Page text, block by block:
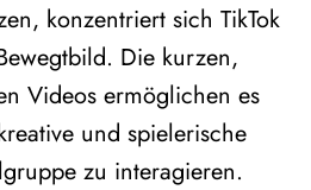
konzentriert sich TikTok
Die kurzen,
Videos ermöglichen es
und spielerische
zu interagieren.